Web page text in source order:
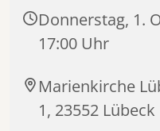
Donnerstag, 1.
17:00 Uhr
Marienkirche
1, 23552 Lübeck